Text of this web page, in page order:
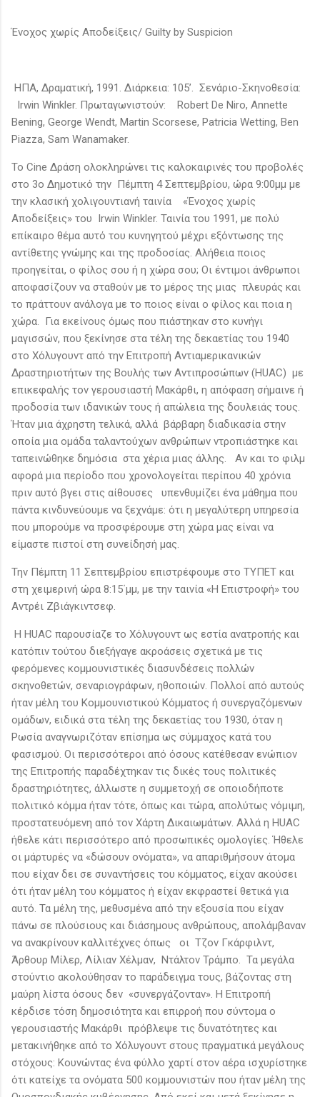
Ένοχος χωρίς Αποδείξεις/ Guilty by Suspicion
ΗΠΑ, Δραματική, 1991. Διάρκεια: 105’. Σενάριο-Σκηνοθεσία:
Irwin Winkler. Πρωταγωνιστούν: Robert De Niro, Annette
Bening, George Wendt, Martin Scorsese, Patricia Wetting, Ben
Piazza, Sam Wanamaker.
Το Cine Δράση ολοκληρώνει τις καλοκαιρινές του προβολές
στο 3ο Δημοτικό την Πέμπτη 4 Σεπτεμβρίου, ώρα 9:00μμ με
την κλασική χολιγουντιανή ταινία «Ένοχος χωρίς
Αποδείξεις» του Irwin Winkler. Ταινία του 1991, με πολύ
επίκαιρο θέμα αυτό του κυνηγητού μέχρι εξόντωσης της
αντίθετης γνώμης και της προδοσίας. Αλήθεια ποιος
προηγείται, ο φίλος σου ή η χώρα σου; Οι έντιμοι άνθρωποι
αποφασίζουν να σταθούν με το μέρος της μιας πλευράς και
το πράττουν ανάλογα με το ποιος είναι ο φίλος και ποια η
χώρα. Για εκείνους όμως που πιάστηκαν στο κυνήγι
μαγισσών, που ξεκίνησε στα τέλη της δεκαετίας του 1940
στο Χόλυγουντ από την Επιτροπή Αντιαμερικανικών
Δραστηριοτήτων της Βουλής των Αντιπροσώπων (HUAC) με
επικεφαλής τον γερουσιαστή Μακάρθι, η απόφαση σήμαινε ή
προδοσία των ιδανικών τους ή απώλεια της δουλειάς τους.
Ήταν μια άχρηστη τελικά, αλλά βάρβαρη διαδικασία στην
οποία μια ομάδα ταλαντούχων ανθρώπων ντροπιάστηκε και
ταπεινώθηκε δημόσια στα χέρια μιας άλλης. Αν και το φιλμ
αφορά μια περίοδο που χρονολογείται περίπου 40 χρόνια
πριν αυτό βγει στις αίθουσες υπενθυμίζει ένα μάθημα που
πάντα κινδυνεύουμε να ξεχνάμε: ότι η μεγαλύτερη υπηρεσία
που μπορούμε να προσφέρουμε στη χώρα μας είναι να
είμαστε πιστοί στη συνείδησή μας.
Την Πέμπτη 11 Σεπτεμβρίου επιστρέφουμε στο ΤΥΠΕΤ και
στη χειμερινή ώρα 8:15΄μμ, με την ταινία «Η Επιστροφή» του
Αντρέι Ζβιάγκιντσεφ.
Η HUAC παρουσίαζε το Χόλυγουντ ως εστία ανατροπής και
κατόπιν τούτου διεξήγαγε ακροάσεις σχετικά με τις
φερόμενες κομμουνιστικές διασυνδέσεις πολλών
σκηνοθετών, σεναριογράφων, ηθοποιών. Πολλοί από αυτούς
ήταν μέλη του Κομμουνιστικού Κόμματος ή συνεργαζόμενων
ομάδων, ειδικά στα τέλη της δεκαετίας του 1930, όταν η
Ρωσία αναγνωριζόταν επίσημα ως σύμμαχος κατά του
φασισμού. Οι περισσότεροι από όσους κατέθεσαν ενώπιον
της Επιτροπής παραδέχτηκαν τις δικές τους πολιτικές
δραστηριότητες, άλλωστε η συμμετοχή σε οποιοδήποτε
πολιτικό κόμμα ήταν τότε, όπως και τώρα, απολύτως νόμιμη,
προστατευόμενη από τον Χάρτη Δικαιωμάτων. Αλλά η HUAC
ήθελε κάτι περισσότερο από προσωπικές ομολογίες. Ήθελε
οι μάρτυρές να «δώσουν ονόματα», να απαριθμήσουν άτομα
που είχαν δει σε συναντήσεις του κόμματος, είχαν ακούσει
ότι ήταν μέλη του κόμματος ή είχαν εκφραστεί θετικά για
αυτό. Τα μέλη της, μεθυσμένα από την εξουσία που είχαν
πάνω σε πλούσιους και διάσημους ανθρώπους, απολάμβαναν
να ανακρίνουν καλλιτέχνες όπως οι Τζον Γκάρφιλντ,
Άρθουρ Μίλερ, Λίλιαν Χέλμαν, Ντάλτον Τράμπο. Τα μεγάλα
στούντιο ακολούθησαν το παράδειγμα τους, βάζοντας στη
μαύρη λίστα όσους δεν «συνεργάζονταν». Η Επιτροπή
κέρδισε τόση δημοσιότητα και επιρροή που σύντομα ο
γερουσιαστής Μακάρθι πρόβλεψε τις δυνατότητες και
μετακινήθηκε από το Χόλυγουντ στους πραγματικά μεγάλους
στόχους: Κουνώντας ένα φύλλο χαρτί στον αέρα ισχυρίστηκε
ότι κατείχε τα ονόματα 500 κομμουνιστών που ήταν μέλη της